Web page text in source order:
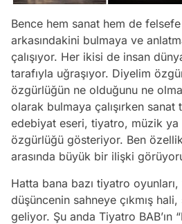
Bence hem sanat hem de
arkasındakini bulmaya ve
çalışıyor. Her ikisi de insan
tarafıyla uğraşıyor. Diyelim
özgürlüğün ne olduğunu ne
olarak bulmaya çalışırken
edebiyat eseri, tiyatro, müzik
özgürlüğü gösteriyor. Ben
arasında büyük bir ilişki
Hatta bana bazı tiyatro
düşüncenin sahneye çıkmış hali,
geliyor. Şu anda Tiyatro BAB’ın